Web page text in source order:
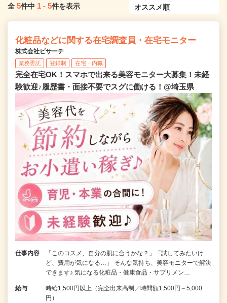
全 5件中 1 - 5件を表示
化粧品などに関する在宅調査員・在宅モニター
株式会社ビサーチ
業務委託 登録制 在宅・内職
完全在宅OK！スマホで出来る美容モニター大募集！未経
験歓迎♪履歴書・面接不要でスグに働ける！@埼玉県
仕事内容
「このコスメ、自分の肌に合うかな？」「試してみたいけ
ど、費用が気になる…」 そんな気持ち、美容モニターで解決
できます♪ 気になる化粧品・健康食品・サプリメン…
給与
時給1,500円以上（完全出来高制／時間額1,500円～5,000
円）